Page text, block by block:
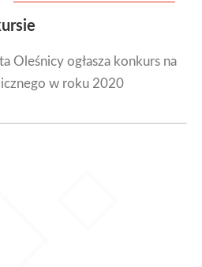
Oleśnicy ogłasza konkurs na
w roku 2020